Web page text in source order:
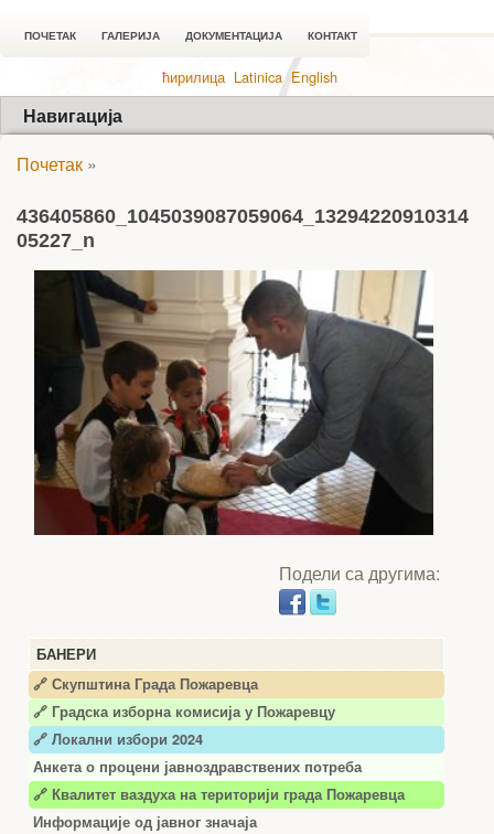
ПОЧЕТАК ГАЛЕРИЈА ДОКУМЕНТАЦИЈА КОНТАКТ
ћирилица Latinica English
Навигација
БАНЕРИ
🔗 Скупштина Града Пожаревца
🔗 Градска изборна комисија у Пожаревцу
🔗 Локални избори 2024
Анкета о процени јавноздравствених потреба
🔗 Квалитет ваздуха на територији града Пожаревца
Информације од јавног значаја
Почетак »
436405860_1045039087059064_13294220910314
05227_n
Подели са другима: